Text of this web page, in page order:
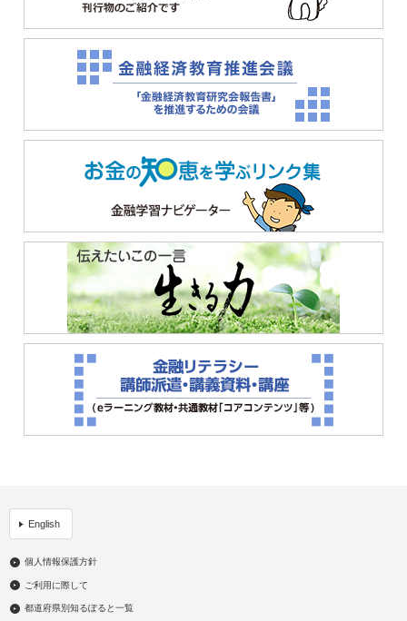
English
個人情報保護方針
ご利用に際して
都道府県別知るぽると一覧